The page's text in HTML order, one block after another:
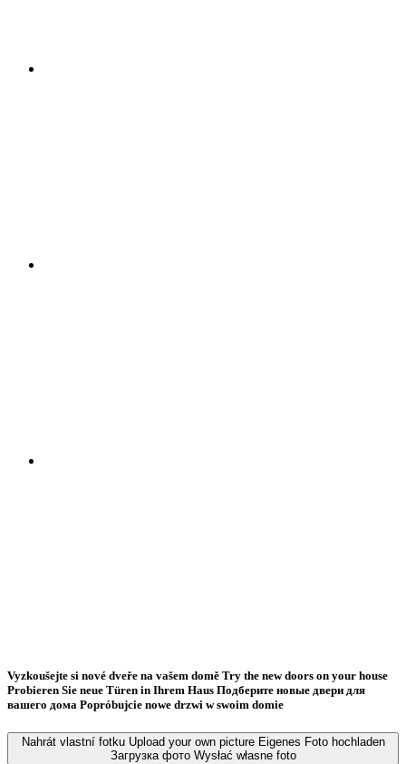
Vyzkoušejte si nové dveře na vašem domě Try the new doors on your house
Probieren Sie neue Türen in Ihrem Haus Подберите новые двери для
вашего дома Popróbujcie nowe drzwi w swoim domie
Nahrát vlastní fotku Upload your own picture Eigenes Foto hochladen
Загрузка фото Wysłać własne foto